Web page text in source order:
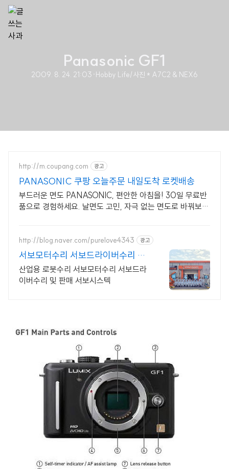
Panasonic GF1
2009. 8. 24. 21:03 ·Hobby Life/사진 * A7C2 & NEX6
http://m.coupang.com 광고
PANASONIC 쿠팡 오늘주문 내일도착 로켓배송
부드러운 면도 PANASONIC, 편안한 아침을! 30일 무료반
품으로 경험하세요. 날면도 고민, 자극 없는 면도로 바꿔보세
http://blog.naver.com/purelove4343 광고
서보모터수리 서보드라이버수리 로
봇수리 서보시스텍
산업용 로봇수리 서보모터수리 서보드라
이버수리 및 판매 서보시스텍